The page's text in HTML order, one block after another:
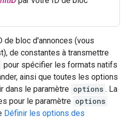
de bloc d'annonces (vous
de constantes à transmettre
pour spécifier les formats natifs
ainsi que toutes les options
dans le paramètre options . La
pour le paramètre options
Définir les options des